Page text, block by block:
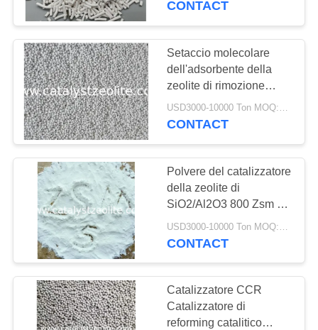
Media arsenichi di
rimozione
16
Agente di
declorazione
5
CONTACT
Setaccio molecolare
dell'adsorbente della
zeolite di rimozione
dello iodio SiO2/Al2O3
10
USD3000-10000 Ton MOQ:1 chilogrammo
CONTACT
Polvere del catalizzatore
della zeolite di
SiO2/Al2O3 800 Zsm 5
per il metanolo di
conversione a benzina
CONTACT
Catalizzatore CCR
Catalizzatore di
reforming catalitico